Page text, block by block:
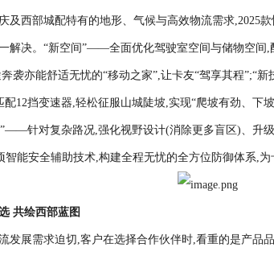
及西部城配特有的地形、气候与高效物流需求,2025
解决。“新空间”——全面优化驾驶室空间与储物空间,
袭亦能舒适无忧的“移动之家”,让卡友“驾享其程”;“
配12挡变速器,轻松征服山城陡坡,实现“爬坡有劲、下
”——针对复杂路况,强化视野设计(消除更多盲区)、升
智能安全辅助技术,构建全程无忧的全方位防御体系,为
共绘西部蓝图
发展需求迫切,客户在选择合作伙伴时,看重的是产品